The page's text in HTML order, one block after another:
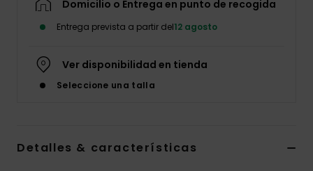
Domicilio o Entrega en punto de recogida
Entrega prevista a partir del12 agosto
Ver disponibilidad en tienda
Seleccione una talla
Detalles & características